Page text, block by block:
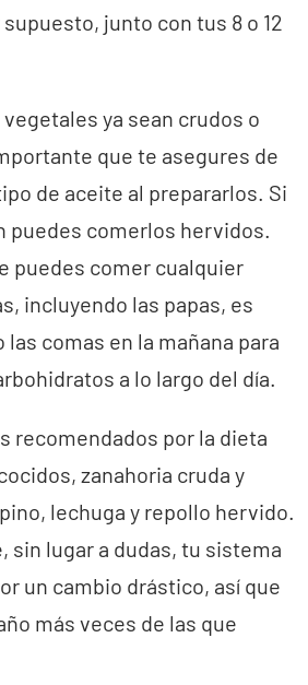
junto con tus 8 o 12
ya sean crudos o
que te asegures de
de aceite al prepararlos. Si
puedes comerlos hervidos.
puedes comer cualquier
incluyendo las papas, es
comas en la mañana para
a lo largo del día.
recomendados por la dieta
zanahoria cruda y
lechuga y repollo hervido.
sin lugar a dudas, tu sistema
un cambio drástico, así que
más veces de las que